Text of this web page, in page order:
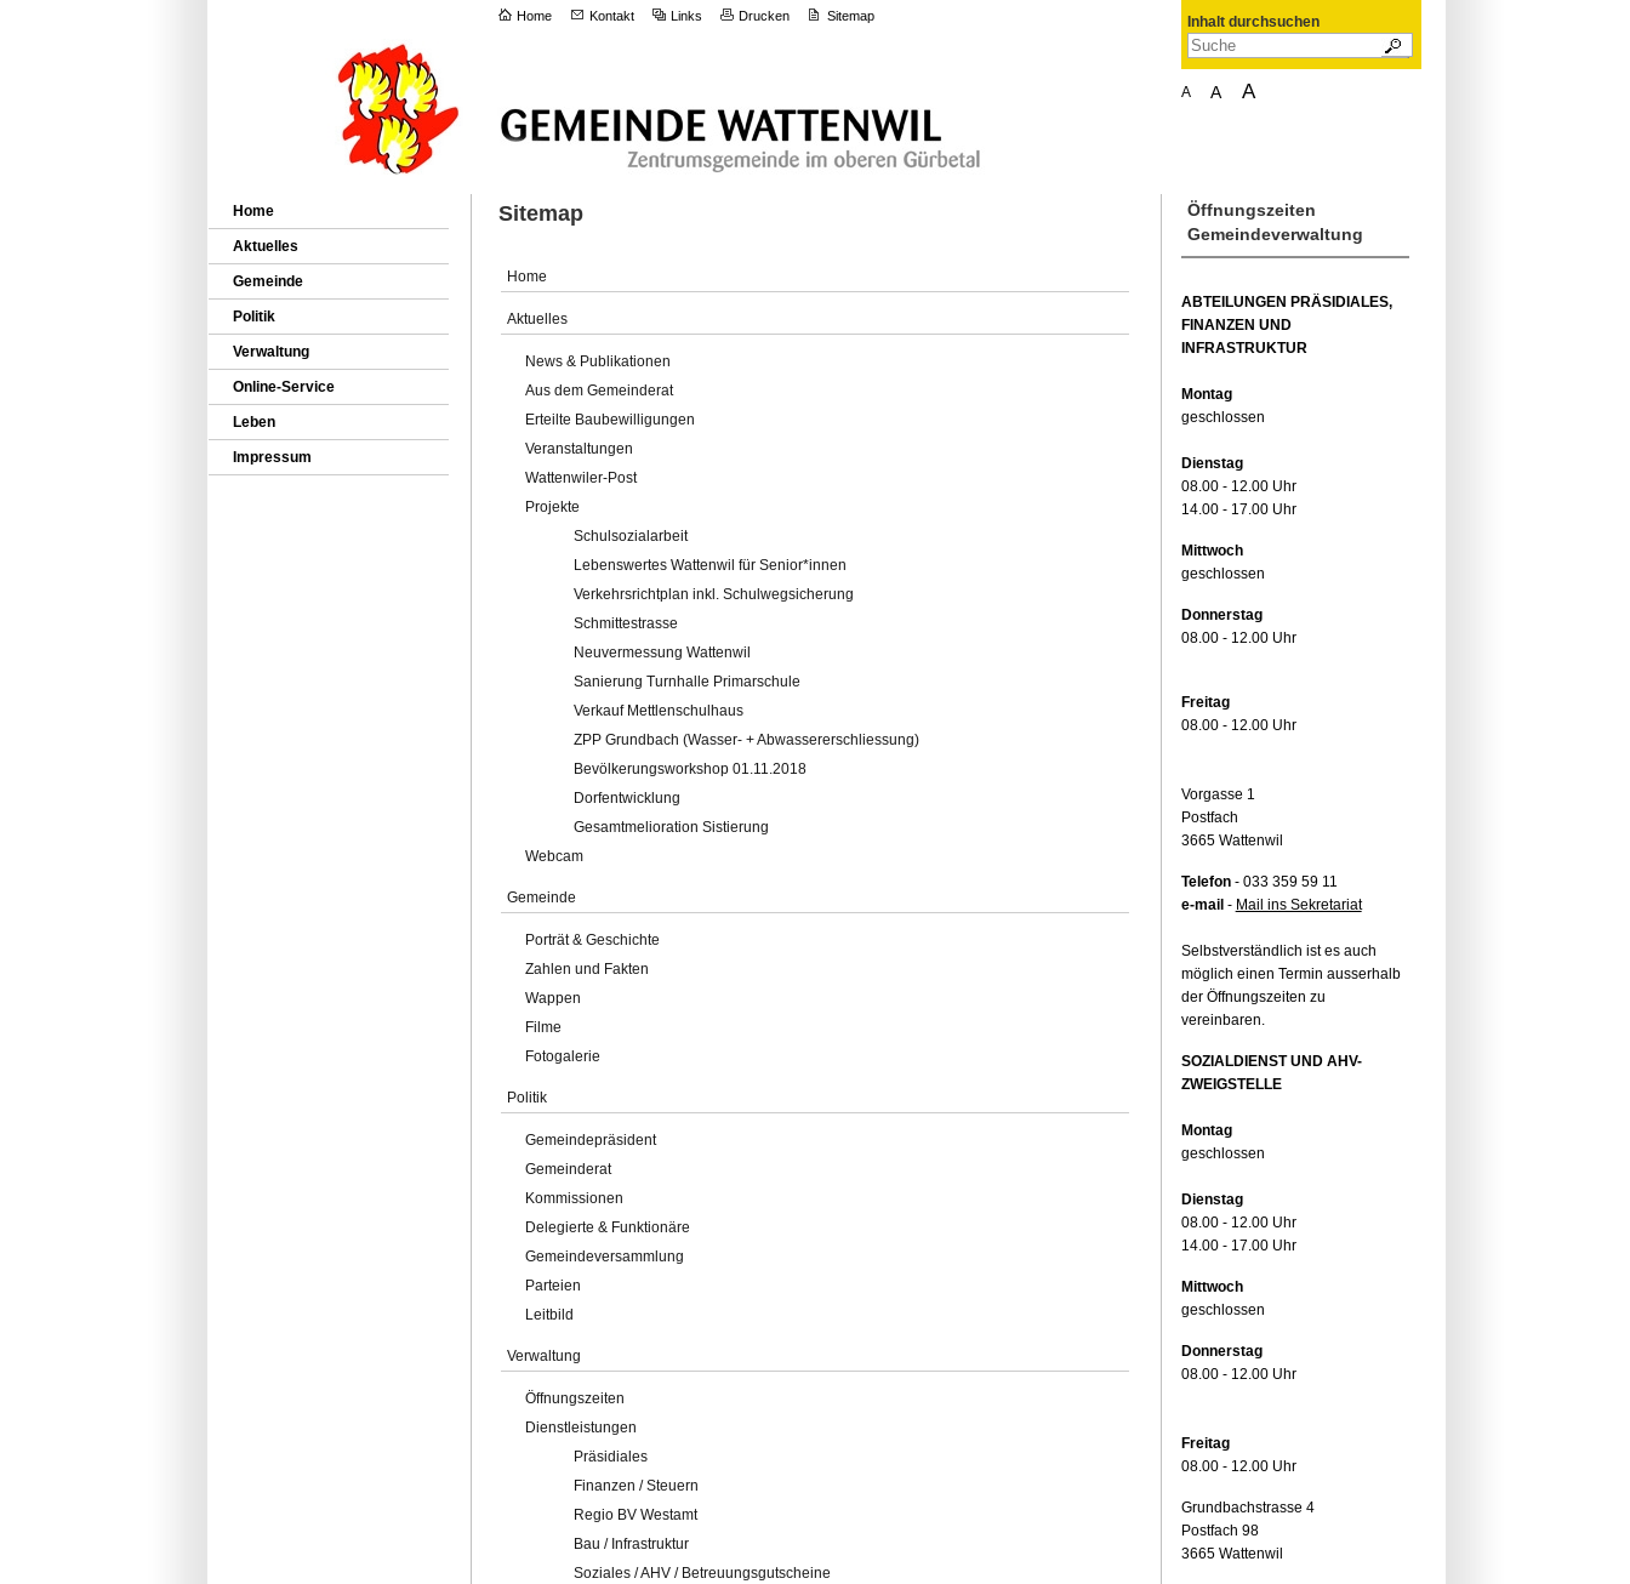
Home Kontakt Links Drucken Sitemap Inhalt durchsuchen
A A A
Home
Aktuelles
Gemeinde
Politik
Verwaltung
Online-Service
Leben
Impressum
Sitemap
Home
Aktuelles
News & Publikationen
Aus dem Gemeinderat
Erteilte Baubewilligungen
Veranstaltungen
Wattenwiler-Post
Projekte
Schulsozialarbeit
Lebenswertes Wattenwil für Senior*innen
Verkehrsrichtplan inkl. Schulwegsicherung
Schmittestrasse
Neuvermessung Wattenwil
Sanierung Turnhalle Primarschule
Verkauf Mettlenschulhaus
ZPP Grundbach (Wasser- + Abwassererschliessung)
Bevölkerungsworkshop 01.11.2018
Dorfentwicklung
Gesamtmelioration Sistierung
Webcam
Gemeinde
Porträt & Geschichte
Zahlen und Fakten
Wappen
Filme
Fotogalerie
Politik
Gemeindepräsident
Gemeinderat
Kommissionen
Delegierte & Funktionäre
Gemeindeversammlung
Parteien
Leitbild
Verwaltung
Öffnungszeiten
Dienstleistungen
Präsidiales
Finanzen / Steuern
Regio BV Westamt
Bau / Infrastruktur
Soziales / AHV / Betreuungsgutscheine
Öffnungszeiten
Gemeindeverwaltung
ABTEILUNGEN PRÄSIDIALES,
FINANZEN UND
INFRASTRUKTUR
Montag
geschlossen
Dienstag
08.00 - 12.00 Uhr
14.00 - 17.00 Uhr
Mittwoch
geschlossen
Donnerstag
08.00 - 12.00 Uhr
Freitag
08.00 - 12.00 Uhr
Vorgasse 1
Postfach
3665 Wattenwil
Telefon- 033 359 59 11
e-mail - Mail ins Sekretariat
Selbstverständlich ist es auch
möglich einen Termin ausserhalb
der Öffnungszeiten zu
vereinbaren.
SOZIALDIENST UND AHV-
ZWEIGSTELLE
Montag
geschlossen
Dienstag
08.00 - 12.00 Uhr
14.00 - 17.00 Uhr
Mittwoch
geschlossen
Donnerstag
08.00 - 12.00 Uhr
Freitag
08.00 - 12.00 Uhr
Grundbachstrasse 4
Postfach 98
3665 Wattenwil